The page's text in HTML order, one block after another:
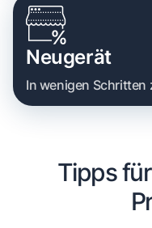
Neugerät
In wenigen
Tipps